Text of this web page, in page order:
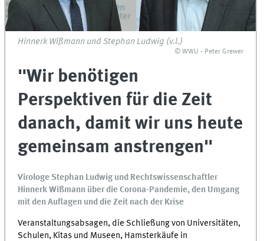
Hinnerk Wißmann und Stephan Ludwig (v.l.)
© WWU - Peter Grewer
"Wir benötigen
Perspektiven für die Zeit
danach, damit wir uns heute
gemeinsam anstrengen"
Virologe Stephan Ludwig und Rechtswissenschaftler
Hinnerk Wißmann über die Corona-Pandemie, den Umgang
mit den Auflagen und die Zeit nach der Krise
Veranstaltungsabsagen, die Schließung von Universitäten,
Schulen, Kitas und Museen, Hamsterkäufe in